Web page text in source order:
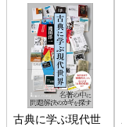
古典に学ぶ現代世